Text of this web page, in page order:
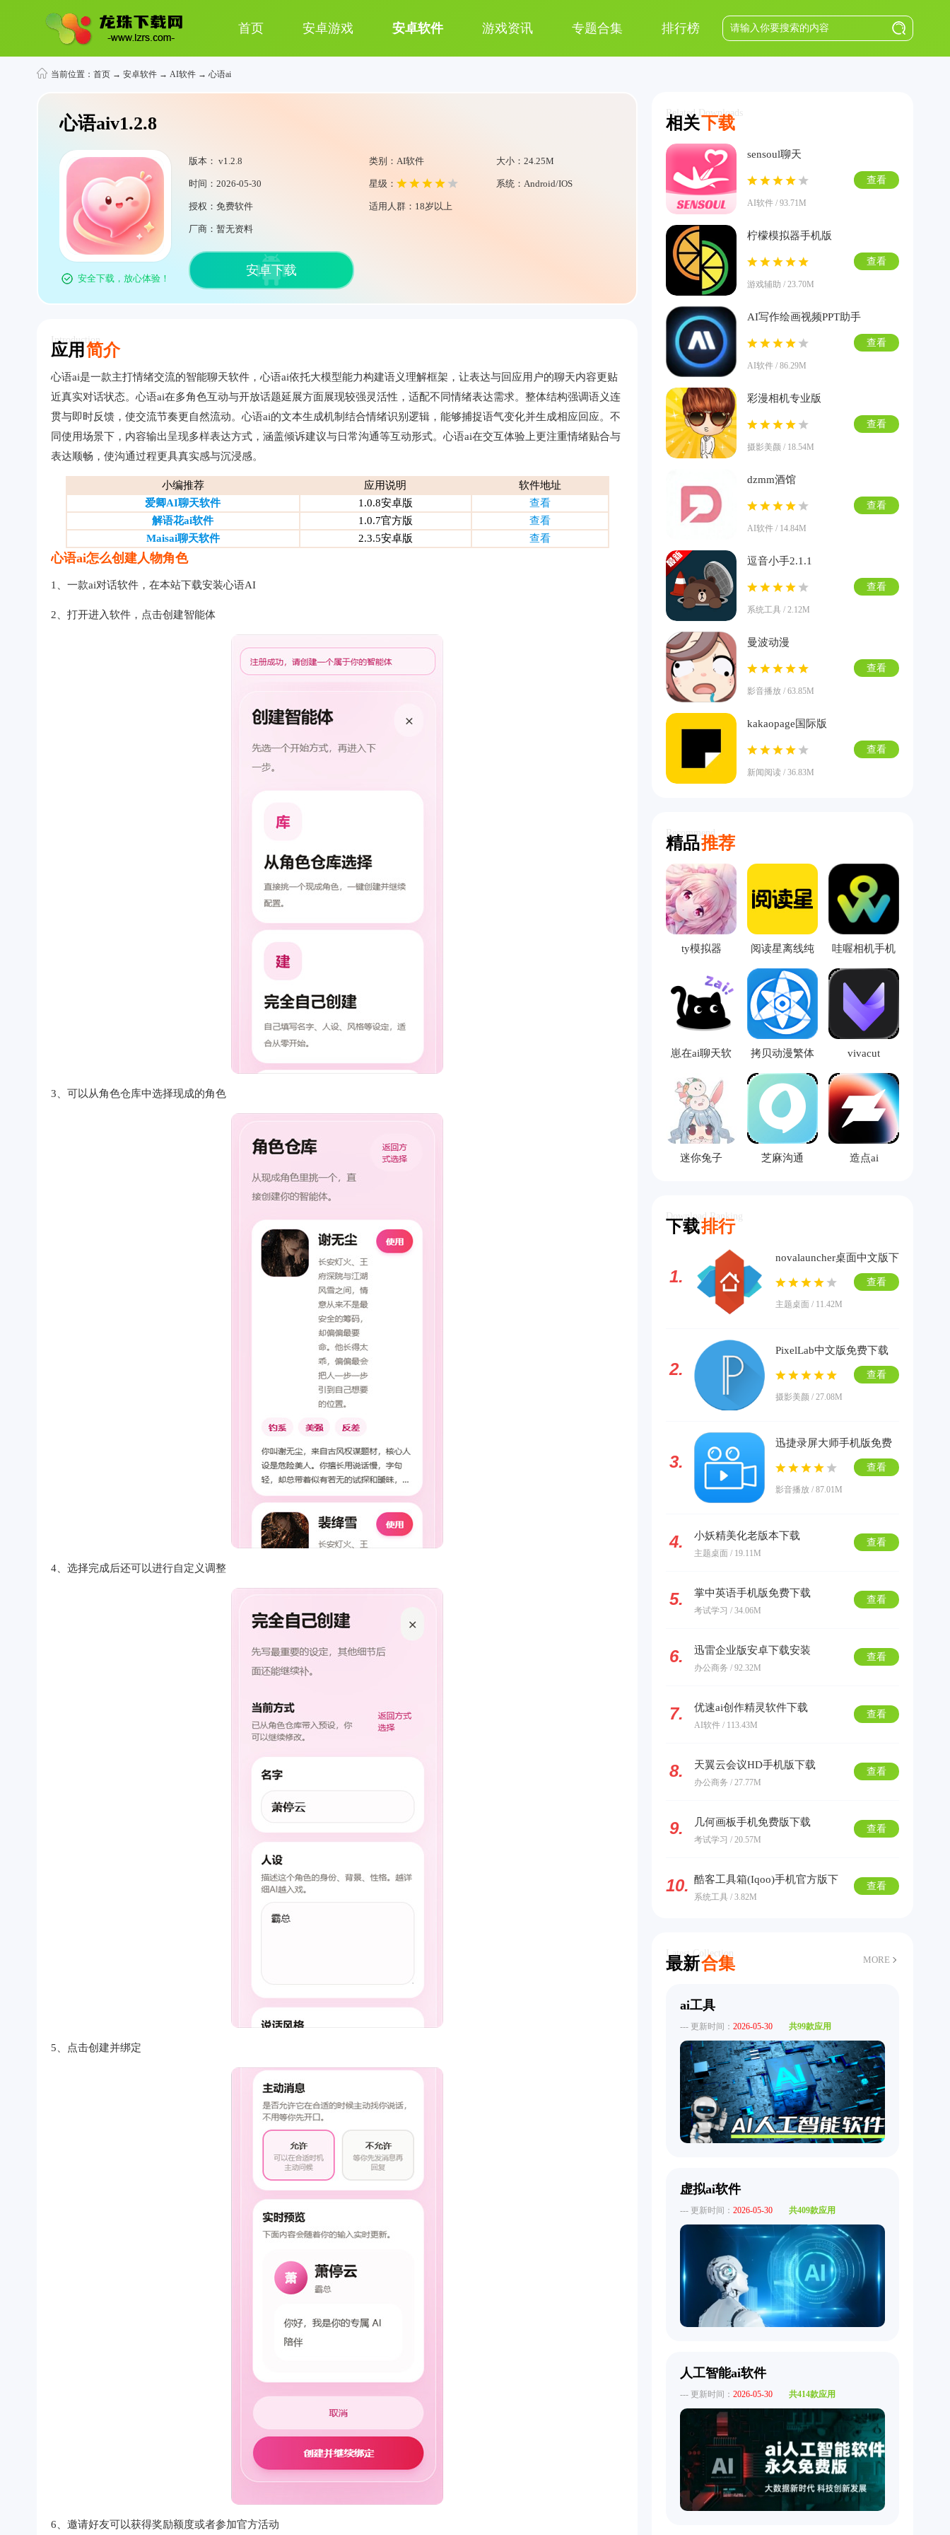
首页 安卓游戏 安卓软件 游戏资讯 专题合集 排行榜
当前位置： 首页 → 安卓软件 → AI软件 → 心语ai
心语aiv1.2.8
安全下载，放心体验！
版本： v1.2.8 类别：AI软件 大小：24.25M
时间：2026-05-30 星级： 系统：Android/IOS
授权：免费软件 适用人群：18岁以上
厂商：暂无资料
安卓下载
应用 简介
Introduction
心语ai是一款主打情绪交流的智能聊天软件，心语ai依托大模型能力构建语义理解框架，让表达与回应用户的聊天内容更贴
近真实对话状态。心语ai在多角色互动与开放话题延展方面展现较强灵活性，适配不同情绪表达需求。整体结构强调语义连
贯与即时反馈，使交流节奏更自然流动。心语ai的文本生成机制结合情绪识别逻辑，能够捕捉语气变化并生成相应回应。不
同使用场景下，内容输出呈现多样表达方式，涵盖倾诉建议与日常沟通等互动形式。心语ai在交互体验上更注重情绪贴合与
表达顺畅，使沟通过程更具真实感与沉浸感。
小编推荐 应用说明
软件地址
爱卿AI聊天软件
1.0.8安卓版
查看
解语花ai软件
1.0.7官方版
查看
Maisai聊天软件
2.3.5安卓版 查看
心语ai怎么创建人物角色
1、一款ai对话软件，在本站下载安装心语AI
2、打开进入软件，点击创建智能体
3、可以从角色仓库中选择现成的角色
4、选择完成后还可以进行自定义调整
5、点击创建并绑定
6、邀请好友可以获得奖励额度或者参加官方活动
相关下载
Related Downloads
sensoul聊天
AI软件 / 93.71M
查看
柠檬模拟器手机版
游戏辅助 / 23.70M
查看
AI写作绘画视频PPT助手
AI软件 / 86.29M
查看
彩漫相机专业版
摄影美颜 / 18.54M
查看
dzmm酒馆
AI软件 / 14.84M
查看
逗音小手2.1.1
系统工具 / 2.12M
查看
曼波动漫
影音播放 / 63.85M
查看
kakaopage国际版
新闻阅读 / 36.83M
查看
精品推荐
Recommend
ty模拟器
阅读星离线纯
净版
哇喔相机手机
版
崽在ai聊天软
拷贝动漫繁体
版
vivacut
迷你兔子 芝麻沟通 造点ai
下载排行
Download Ranking
1.
novalauncher桌面中文版下
载
主题桌面 / 11.42M
查看
2.
PixelLab中文版免费下载
摄影美颜 / 27.08M
查看
3.
迅捷录屏大师手机版免费
下载
影音播放 / 87.01M
查看
4. 小妖精美化老版本下载
主题桌面 / 19.11M
查看
5. 掌中英语手机版免费下载
考试学习 / 34.06M
查看
6. 迅雷企业版安卓下载安装
办公商务 / 92.32M
查看
7. 优速ai创作精灵软件下载
AI软件 / 113.43M
查看
8. 天翼云会议HD手机版下载
办公商务 / 27.77M
查看
9. 几何画板手机免费版下载
考试学习 / 20.57M
查看
10. 酷客工具箱(Iqoo)手机官方版下
载
系统工具 / 3.82M
查看
最新合集
Latest Collection
MORE
ai工具
--- 更新时间： 2026-05-30 共99款应用
虚拟ai软件
--- 更新时间： 2026-05-30 共409款应用
人工智能ai软件
--- 更新时间： 2026-05-30 共414款应用